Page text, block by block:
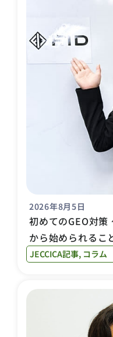
2026年8月5日
初めてのGEO対策
から始められるこ
JECCICA記事, コラム